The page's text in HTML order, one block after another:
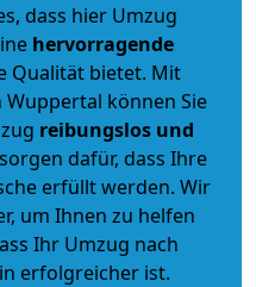
dass hier Umzug
hervorragende
Qualität bietet. Mit
können Sie
reibungslos und
dafür, dass Ihre
erfüllt werden. Wir
um Ihnen zu helfen
Ihr Umzug nach
erfolgreicher ist.